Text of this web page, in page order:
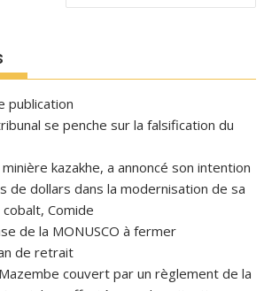
publication
se penche sur la falsification du
kazakhe, a annoncé son intention
de dollars dans la modernisation de sa
Comide
de la MONUSCO à fermer
de retrait
couvert par un règlement de la